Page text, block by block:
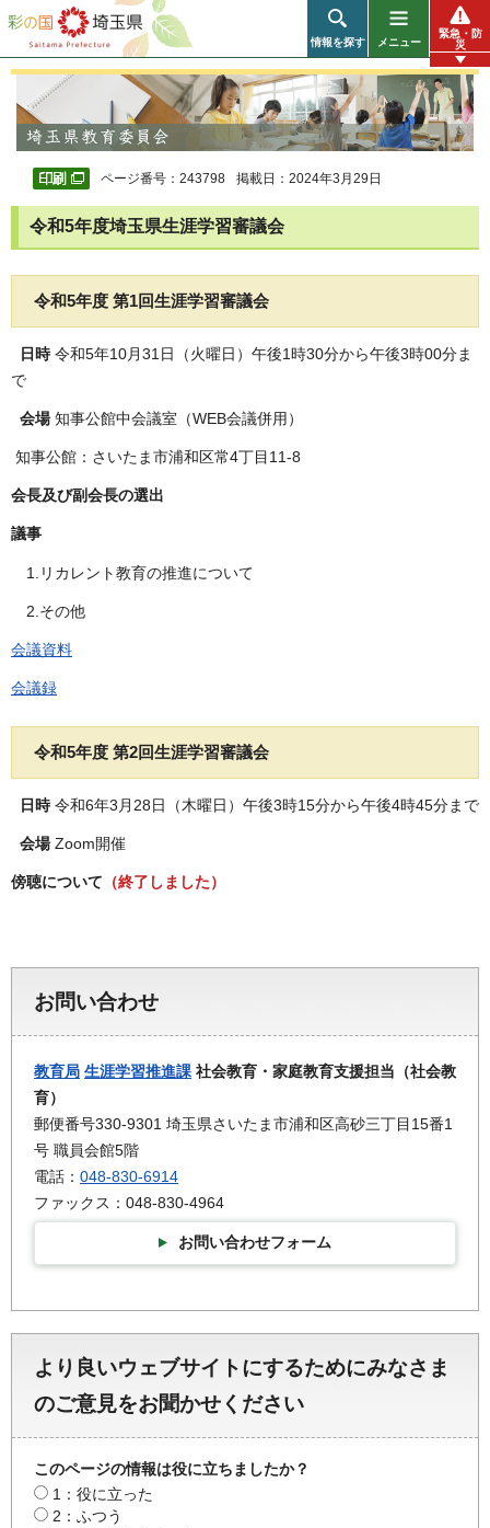
彩の国 埼玉県
情報を探す メニュー
緊急・防
災
ページ番号：243798 掲載日：2024年3月29日
令和5年度埼玉県生涯学習審議会
令和5年度 第1回生涯学習審議会
日時令和5年10月31日（火曜日）午後1時30分から午後3時00分ま
で
会場知事公館中会議室（WEB会議併用）
知事公館：さいたま市浦和区常4丁目11-8
会長及び副会長の選出
議事
1.リカレント教育の推進について
2.その他
会議資料
会議録
令和5年度 第2回生涯学習審議会
日時令和6年3月28日（木曜日）午後3時15分から午後4時45分まで
会場Zoom開催
傍聴について （終了しました）
お問い合わせ
教育局 生涯学習推進課 社会教育・家庭教育支援担当（社会教
育）
郵便番号330-9301 埼玉県さいたま市浦和区高砂三丁目15番1
号 職員会館5階
電話： 048-830-6914
ファックス：048-830-4964
お問い合わせフォーム
より良いウェブサイトにするためにみなさま
のご意見をお聞かせください
このページの情報は役に立ちましたか？
1：役に立った
2：ふつう